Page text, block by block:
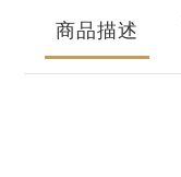
商品描述